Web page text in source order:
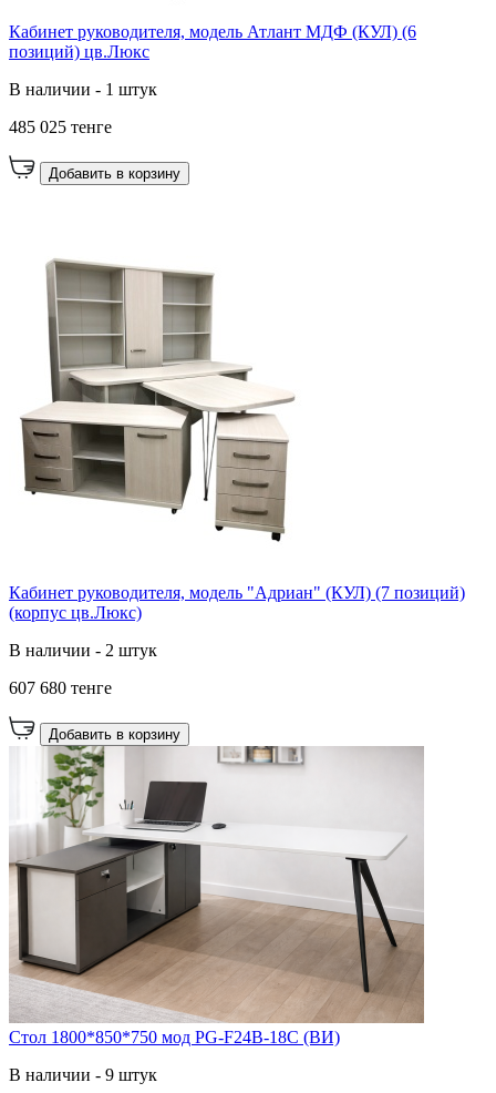
Кабинет руководителя, модель Атлант МДФ (КУЛ) (6
позиций) цв.Люкс
В наличии - 1 штук
485 025 тенге
Добавить в корзину
Кабинет руководителя, модель "Адриан" (КУЛ) (7 позиций)
(корпус цв.Люкс)
В наличии - 2 штук
607 680 тенге
Добавить в корзину
Стол 1800*850*750 мод PG-F24B-18C (ВИ)
В наличии - 9 штук